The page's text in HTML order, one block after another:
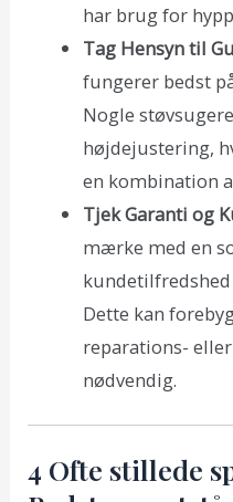
har brug for
Tag Hensyn til
fungerer bedst
Nogle
højdejustering,
en kombination
Tjek Garanti og
mærke med en
Dette kan
reparations-
nødvendig.
4 Ofte stillede